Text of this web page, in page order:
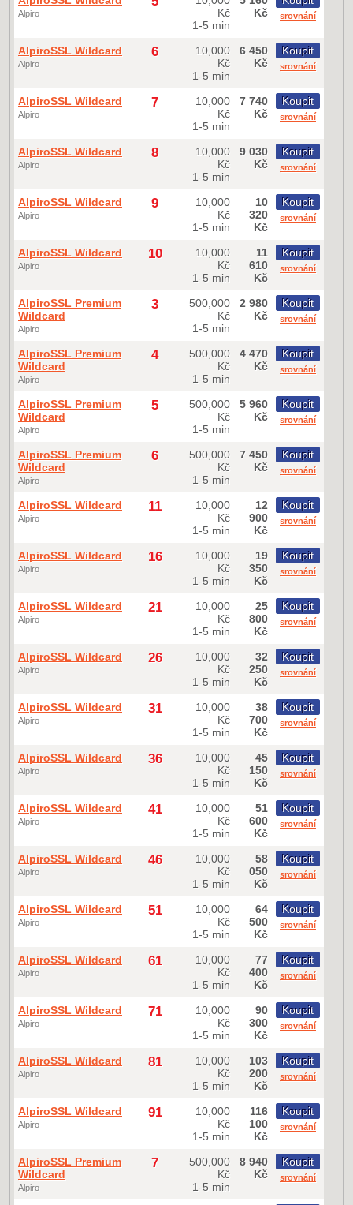
Alpiro
Kč
1-5 min
Kč
srovnání
AlpiroSSL Wildcard
Alpiro
6
10,000
Kč
1-5 min
6 450
Kč
Koupit
srovnání
AlpiroSSL Wildcard
Alpiro
7
10,000
Kč
1-5 min
7 740
Kč
Koupit
srovnání
AlpiroSSL Wildcard
Alpiro
8
10,000
Kč
1-5 min
9 030
Kč
Koupit
srovnání
AlpiroSSL Wildcard
Alpiro
9
10,000
Kč
1-5 min
10
320
Kč
Koupit
srovnání
AlpiroSSL Wildcard
Alpiro
10
10,000
Kč
1-5 min
11
610
Kč
Koupit
srovnání
AlpiroSSL Premium
Wildcard
Alpiro
3
500,000
Kč
1-5 min
2 980
Kč
Koupit
srovnání
AlpiroSSL Premium
Wildcard
Alpiro
4
500,000
Kč
1-5 min
4 470
Kč
Koupit
srovnání
AlpiroSSL Premium
Wildcard
Alpiro
5
500,000
Kč
1-5 min
5 960
Kč
Koupit
srovnání
AlpiroSSL Premium
Wildcard
Alpiro
6
500,000
Kč
1-5 min
7 450
Kč
Koupit
srovnání
AlpiroSSL Wildcard
Alpiro
11
10,000
Kč
1-5 min
12
900
Kč
Koupit
srovnání
AlpiroSSL Wildcard
Alpiro
16
10,000
Kč
1-5 min
19
350
Kč
Koupit
srovnání
AlpiroSSL Wildcard
Alpiro
21
10,000
Kč
1-5 min
25
800
Kč
Koupit
srovnání
AlpiroSSL Wildcard
Alpiro
26
10,000
Kč
1-5 min
32
250
Kč
Koupit
srovnání
AlpiroSSL Wildcard
Alpiro
31
10,000
Kč
1-5 min
38
700
Kč
Koupit
srovnání
AlpiroSSL Wildcard
Alpiro
36
10,000
Kč
1-5 min
45
150
Kč
Koupit
srovnání
AlpiroSSL Wildcard
Alpiro
41
10,000
Kč
1-5 min
51
600
Kč
Koupit
srovnání
AlpiroSSL Wildcard
Alpiro
46
10,000
Kč
1-5 min
58
050
Kč
Koupit
srovnání
AlpiroSSL Wildcard
Alpiro
51
10,000
Kč
1-5 min
64
500
Kč
Koupit
srovnání
AlpiroSSL Wildcard
Alpiro
61
10,000
Kč
1-5 min
77
400
Kč
Koupit
srovnání
AlpiroSSL Wildcard
Alpiro
71
10,000
Kč
1-5 min
90
300
Kč
Koupit
srovnání
AlpiroSSL Wildcard
Alpiro
81
10,000
Kč
1-5 min
103
200
Kč
Koupit
srovnání
AlpiroSSL Wildcard
Alpiro
91
10,000
Kč
1-5 min
116
100
Kč
Koupit
srovnání
AlpiroSSL Premium
Wildcard
Alpiro
7
500,000
Kč
1-5 min
8 940
Kč
Koupit
srovnání